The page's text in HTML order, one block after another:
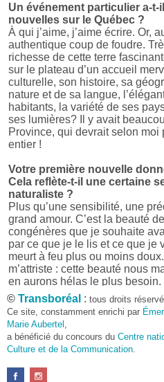
Un événement particulier a-t-
nouvelles sur le Québec ?
À qui j’aime, j’aime écrire. Or,
authentique coup de foudre.
richesse de cette terre
sur le plateau d’un accueil
culturelle, son histoire, sa
nature et de sa langue,
habitants, la variété de ses
ses lumières? Il y avait
Province, qui devrait selon moi
entier !
Votre première nouvelle
Cela reflète-t-il une certaine
naturaliste ?
Plus qu’une sensibilité, une
grand amour. C’est la beauté
congénères que je souhaite
par ce que je le lis et ce que je
meurt à feu plus ou moins
m’attriste : cette beauté nous
en aurons hélas le plus
j’avais pris goût à me mettre
l’intérêt de l’exercice littéraire,
être un bon moyen pour
Pourquoi avoir choisi le
qu’un autre ?
D’abord parce que j’aime
© Transboréal : tous droits
Ce site, constamment enrichi par
Marie Aubertel
a bénéficié du concours du Centre
Culture et de la Communication